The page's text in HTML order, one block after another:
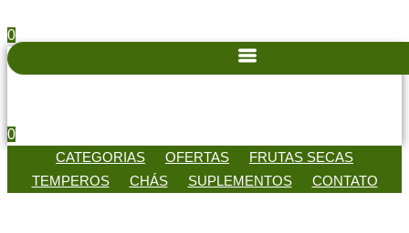
0
0
CATEGORIAS
OFERTAS
FRUTAS SECAS
TEMPEROS
CHÁS SUPLEMENTOS CONTATO